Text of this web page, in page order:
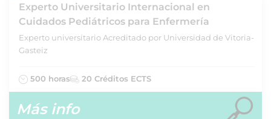
Experto Universitario Internacional en
Cuidados Pediátricos para Enfermería
Experto universitario Acreditado por Universidad de Vitoria-
Gasteiz
500 horas 20 Créditos ECTS
Más info